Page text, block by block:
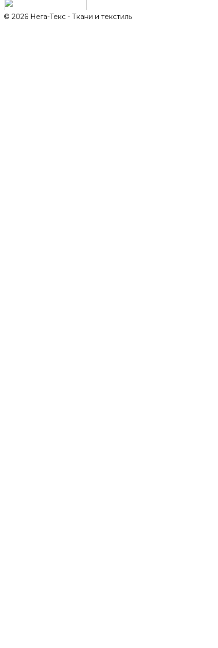
© 2026 Нега-Текс - Ткани и текстиль